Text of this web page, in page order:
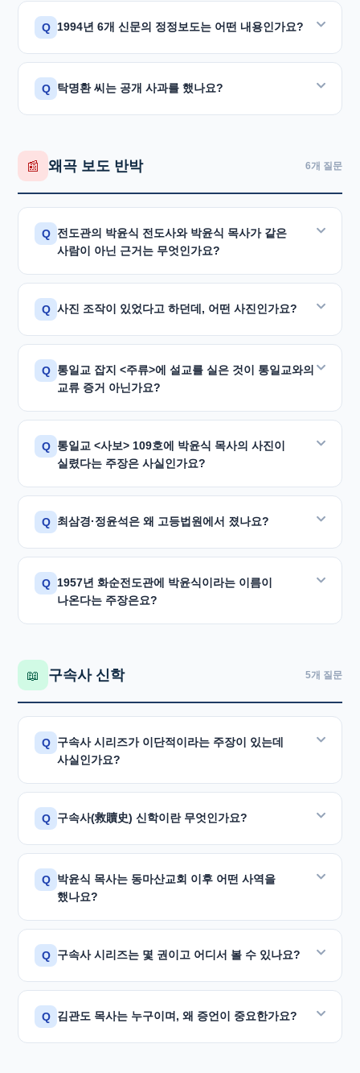
대법원은 ① 지리적·교통적 불가능, ② 감리교
동마산교회 담임 기록, ③ 두 사람의 한자 이름이
다르다는 세 가지 근거를 토대로 이단 주장이 허위임을
정윤석(기독교포털뉴스)을 상대로 완전 승소한
사건입니다.
전도사와 평강제일교회 박윤식 원로목사는
아니라고 판단하였습니다. 이로써 이단연구가들이
1984년 4월, 법원은 이례적으로 신속하게 현대종교
1983년 3·4월호에 대한
판결하였습니다.
명예훼손 혐의에 대해서는 대법원이 최종 유죄판결을
법원이 허위성을 확인한 사례입니다.
Q 1994년 6개 신문의 정정보도는 어떤 내용인가요?
1994년 3월,
국민일보·일요신문
이는 박윤식 목사에 대한 기사가 탁명환 씨 측의
일방적인 주장에 근거한 것임이 밝혀졌기 때문입니다.
정정보도 원문 자료실
Q 탁명환 씨는 공개 사과를 했나요?
사과문을 발표하였습니다. 전 기독교신문 및
미주크리스챤신문 등에도 공개하였습니다.
"박윤식 목사님을 싸잡아 이단으로 몰아부친 점에
대하여 사과하며, 박윤식 목사님은 합동보수교단에
이단 주장을 최초로 시작한 당사자가 스스로 근거 없음을
공개 사과문 원문 보기
📰 왜곡 보도 반박 6개 질문
Q 전도관의 박윤식 전도사와 박윤식 목사가 같은
사람이 아닌 근거는 무엇인가요?
네 가지 명확한 근거가 있습니다.
에, 박윤식 목사는 마산 지역에서 감리교단 소속
동마산교회 서리담임자로 목회하고 있었습니다.
전도사'는 정정애 양과 결혼하였다고 기록되어 있으나,
박윤식 원로목사의 부인은 정정애가 아닙니다.
12개 부위 전부 다른 인물로 확인되었습니다.
박윤식 원로목사는 1928년 출생 시부터 호적에 등재된
朴潤植(윤택할 윤)입니다.
Q 사진 조작이 있었다고 하던데, 어떤 사진인가요?
탁명환 씨는 박윤식 목사와
기념사진 에서 다른 여성도들을 잘라내고 한 사람의
관계인 것처럼 유포하였습니다.
또한 통일교 <사보> 109호에 실린 '전도관 출신 박윤식
주장하였으나, 명지대학교 최창석 교수의 전문 감정
(2013. 7. 16) 결과 12개 부위 모두 전혀 다른 인물로
사진 감정 결과 전문 보기
Q 통일교 잡지 <주류>에 설교를 실은 것이 통일교와의
교류 증거 아닌가요?
아닙니다. 당시 <주류>는 '기독학생연합회(ICSA)'라는
이름으로 발간된 기독교 계통의 월간지를 표방하였으며,
시기였습니다.
같은 잡지의 같은 '이달의 말씀' 코너에
(경동교회) 의 설교도 게재되었습니다. 이단감별사들의
논리라면 이 목사들도 통일교와 교류한 것이 됩니다.
차원에서 청탁에 응한 것뿐입니다. 게재된 설교 내용
("하나님이 쓰시는 사람의 6가지 조건") 자체도 지극히
정통적이고 성경적입니다.
주류 잡지 해명 자세히 보기
Q 통일교 <사보> 109호에 박윤식 목사의 사진이
실렸다는 주장은 사실인가요?
사실이 아닙니다. <사보> 109호에 실린 사진의 인물은
'전도관 출신 박윤식 전도사(朴允植)'이지, 평강제일교회
<사보> 109호는 사진 설명에 "박 전도사가 검은 복장을
하고 중앙에 앉아있고"라고 명확히 기재하고 있으며, 이
일부에서 이 사진의 인물을 '박종우 씨'라고
재주장하였으나, <사보> 109호에서 저자는 모든 인물에
전도사가 아닌 인물이므로 '박 전도사'가 될 수 없습니다.
Q 최삼경·정윤석은 왜 고등법원에서 졌나요?
서울고등법원 제13민사부(2014나12630)는 이들이
보도한 내용 — 즉 "전도관·통일교에 입교한 박윤식
정정보도 청구를 받아들였습니다.
재판부는 두 사람이 동일인이 아니라고 판단하였으며,
조작하였던 것이 법원에서 공식 확인되었습니다.
Q 1957년 화순전도관에 박윤식이라는 이름이
나온다는 주장은요?
1957년 화순전도관에 박윤식 전도사가 있었다고
나옵니다. 그런데 통일교 <사보>에는 같은 시기에
나옵니다.
대법원은 이 주장의 모순을 직접 지적하였습니다. 같은
감리교회에도박윤식이 있었다는 것이 되는데, 당시 교통
상황으로 이는 현실적으로 불가능합니다.
마산 감리교의 朴潤植이 각각 다른 인물들인 것입니다.
📖 구속사 신학 5개 질문
Q 구속사 시리즈가 이단적이라는 주장이 있는데
사실인가요?
사실이 아닙니다. 이단감별사들은 박윤식 목사가
이단성을 감추기 위해 책을 쓴다고 주장하였으나, 이는
<구속사 시리즈>는 국내외 신학자와 석학30여 명
서평과 추천을 한 책으로, 16개국으로 번역판이
총장 피터 A. 릴백 박사와리폼드 신학대학원 총장
프랭크 A. 제임스 3세 박사
채택하였으며, 명예신학박사 학위까지 수여하였습니다.
이는 정통 개혁신학계의 권위자들이 독립적으로
검토하여 신학적 정통성을 인정한 것입니다.
Q 구속사(救贖史) 신학이란 무엇인가요?
구속사 신학은 하나님이 인간 역사 속에서 예수
그리스도를 통해 구원을 이루어 가시는 과정을 성경
이는 16세기 종교개혁 이후 개혁파 신학의 핵심
흐름으로, 게르할더스 보스(프린스턴 신학교), 오스카
구약과 신약의 통일성을 강조하며 성경 전체를 그리스도
중심으로 해석합니다.
Q 박윤식 목사는 동마산교회 이후 어떤 사역을
했나요?
동마산교회 이후의 사역은 통일교와 전혀 무관하였음을
증언들이 뒷받침합니다.
국민일보 신앙간증문에서 "성경말씀을 1천독 하셨다는
유명한 박윤식 목사를 찾아가 2년 동안 하루에 2시간씩
Q 구속사 시리즈는 몇 권이고 어디서 볼 수 있나요?
<구속사 시리즈>는 전 12권으로 기획되었으며, 현재
12권(상)까지 발간되었습니다. 16개국 번역판도
Q 김관도 목사는 누구이며, 왜 증언이 중요한가요?